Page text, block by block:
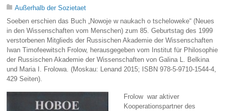
Außerhalb der Sozietaet
Soeben erschien das Buch „Nowoje w naukach o tscheloweke“ (Neues
in den Wissenschaften vom Menschen) zum 85. Geburtstag des 1999
verstorbenen Mitglieds der Russischen Akademie der Wissenschaften
Iwan Timofeewitsch Frolow, herausgegeben vom Institut für Philosophie
der Russischen Akademie der Wissenschaften von Galina L. Belkina
und Maria I. Frolowa. (Moskau: Lenand 2015; ISBN 978-5-9710-1544-4,
429 Seiten).
Frolow war aktiver
Kooperationspartner des